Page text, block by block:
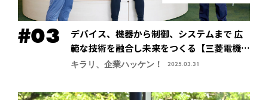
デバイス、機器から制御、システムまで 広
範な技術を融合し未来をつくる【三菱電機株
式会社・先端技術総合研究所】
キラリ、企業ハッケン！ 2025.03.31